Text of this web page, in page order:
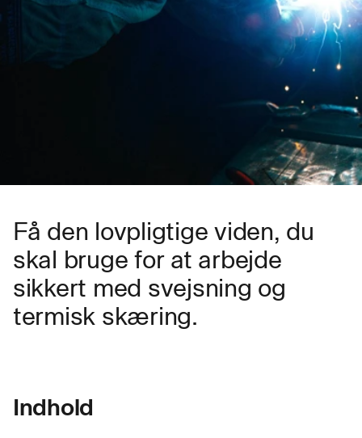
Få den lovpligtige viden, du
skal bruge for at arbejde
sikkert med svejsning og
termisk skæring.
Indhold